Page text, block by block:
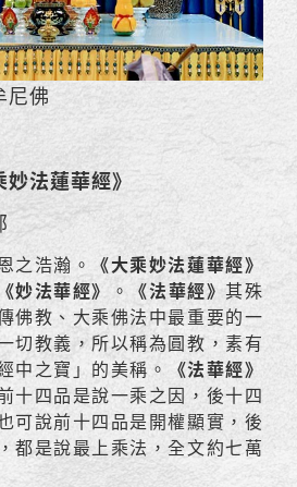
尼佛
妙法蓮華經》
之浩瀚。 《大乘妙法蓮華經》
妙法華經》
。 《法華經》其殊
佛教、大乘佛法中最重要的一
切教義，所以稱為圓教，素有
中之寶」的美稱。
《法華經》
十四品是說一乘之因，後十四
可說前十四品是開權顯實，後
都是說最上乘法，全文約七萬